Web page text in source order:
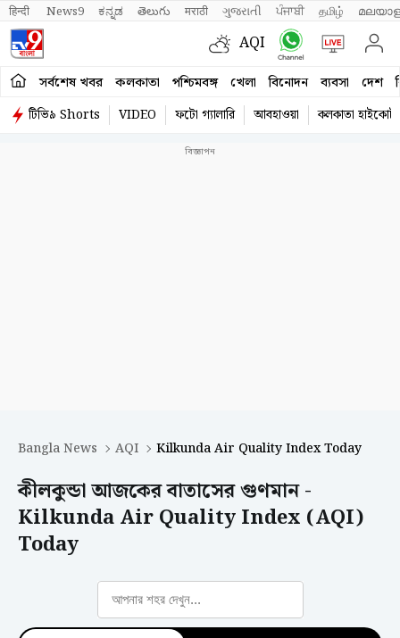
हिन्दी News9 ಕನ್ನಡ తెలుగు मराठी ગુજરાતી ਪੰਜਾਬੀ தமிழ்
AQI
সর্বশেষ খবর কলকাতা পশ্চিমবঙ্গ খেলা বিনোদন ব্যবসা দেশ
টিভি৯ Shorts VIDEO ফটো গ্যালারি আবহাওয়া কলকাতা হাইকোর্ট
Bangla News AQI Kilkunda Air Quality Index Today
কীলকুন্ডা আজকের বাতাসের গুণমান -
Kilkunda Air Quality Index (AQI)
Today